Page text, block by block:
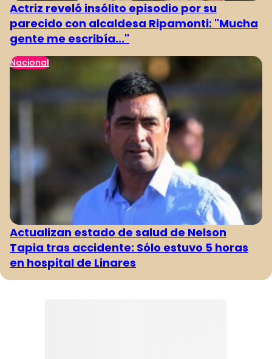
Actriz reveló insólito episodio por su
parecido con alcaldesa Ripamonti: "Mucha
gente me escribía..."
Nacional
Actualizan estado de salud de Nelson
Tapia tras accidente: Sólo estuvo 5 horas
en hospital de Linares